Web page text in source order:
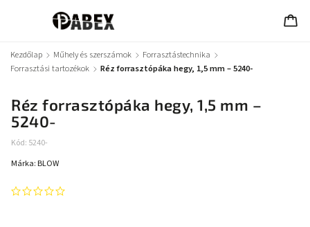
Kezdőlap / Műhely és szerszámok / Forrasztástechnika /
Forrasztási tartozékok / Réz forrasztópáka hegy, 1,5 mm – 5240-
Réz forrasztópáka hegy, 1,5 mm –
5240-
Kód: 5240-
Márka: BLOW